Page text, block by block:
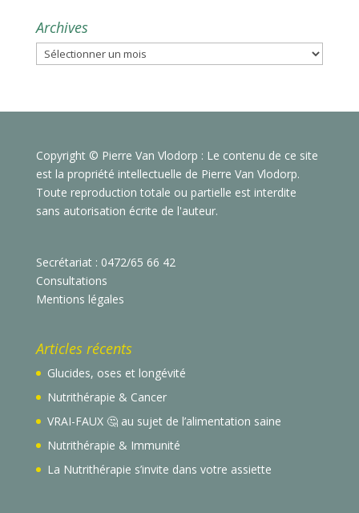
Archives
Archives
Copyright © Pierre Van Vlodorp : Le contenu de ce site
est la propriété intellectuelle de Pierre Van Vlodorp.
Toute reproduction totale ou partielle est interdite
sans autorisation écrite de l'auteur.
Secrétariat : 0472/65 66 42
Consultations
Mentions légales
Articles récents
Glucides, oses et longévité
Nutrithérapie & Cancer
VRAI-FAUX 🤔 au sujet de l’alimentation saine
Nutrithérapie & Immunité
La Nutrithérapie s’invite dans votre assiette